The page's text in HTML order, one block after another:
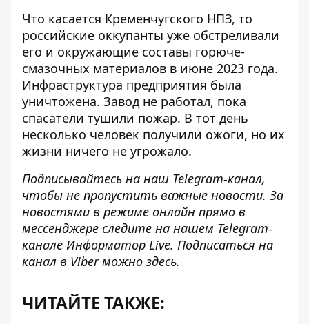
Что касается Кременчугского НПЗ, то
российские оккупанты уже обстреливали
его и окружающие составы горюче-
смазочных материалов в июне 2023 года.
Инфраструктура предприятия была
уничтожена. Завод не работал, пока
спасатели тушили пожар. В тот день
несколько человек получили ожоги, но их
жизни ничего не угрожало.
Подписывайтесь на наш Telegram-канал,
чтобы не пропустить важные новости. За
новостями в режиме онлайн прямо в
мессенджере следите на нашем Telegram-
канале Информатор Live. Подписаться на
канал в Viber можно здесь.
ЧИТАЙТЕ ТАКЖЕ: